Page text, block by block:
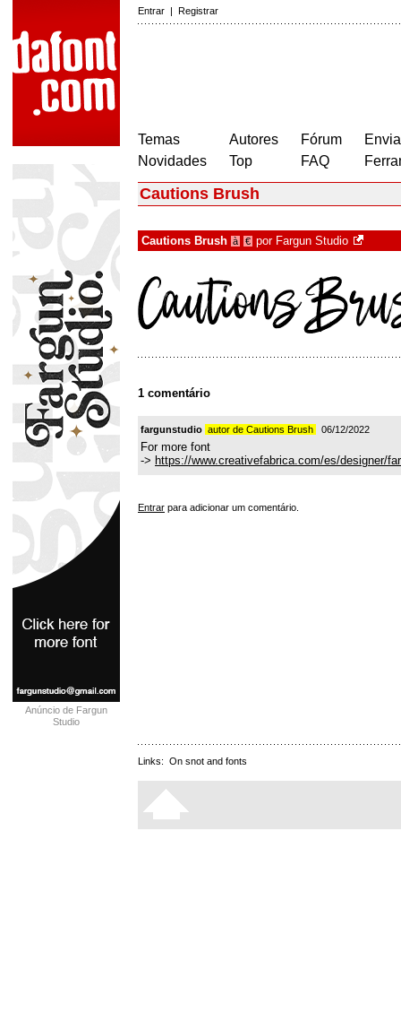
Entrar | Registrar
Temas
Novidades
Autores
Top
Fórum
FAQ
Anúncio de Fargun
Studio
Cautions Brush
Cautions Brush à € por Fargun Studio
1 comentário
fargunstudio autor de Cautions Brush 06/12/2022
For more font
-> https://www.creativefabrica.com/es/designer/
Entrar para adicionar um comentário.
Links: On snot and fonts